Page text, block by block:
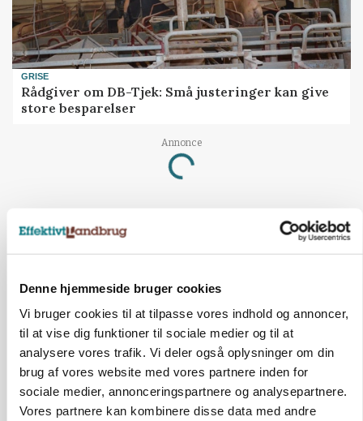
Denne hjemmeside bruger cookies
Vi bruger cookies til at tilpasse vores indhold og annoncer,
til at vise dig funktioner til sociale medier og til at
analysere vores trafik. Vi deler også oplysninger om din
brug af vores website med vores partnere inden for
sociale medier, annonceringspartnere og analysepartnere.
Vores partnere kan kombinere disse data med andre
GRISE
Rådgiver om DB-Tjek: Små justeringer kan give
store besparelser
Annonce
Loading...
MARKED